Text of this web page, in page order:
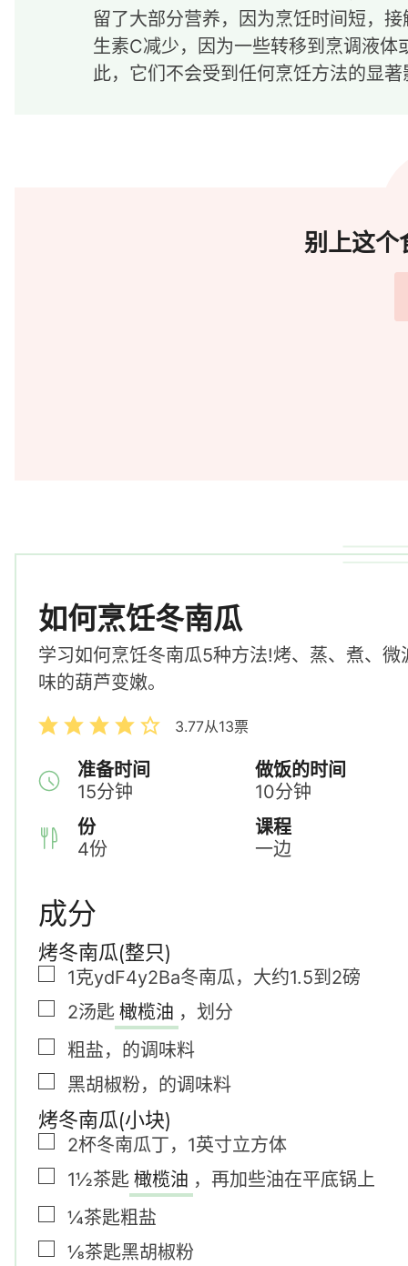
留了大部分营养，因为烹饪时间短，
生素C减少，因为一些转移到烹调液
此，它们不会受到任何烹饪方法的显著
别上这个
如何烹饪冬南瓜
学习如何烹饪冬南瓜5种方法!烤、蒸、煮、
味的葫芦变嫩。
3.77从13票
准备时间
15分钟
做饭的时间
10分钟
份
4份
课程
一边
成分
烤冬南瓜(整只)
▢
1克ydF4y2Ba冬南瓜， 大约1.5到2磅
▢
2汤匙 橄榄油 ， 划分
▢
粗盐， 的调味料
▢
黑胡椒粉， 的调味料
烤冬南瓜(小块)
▢
2杯冬南瓜丁， 1英寸立方体
▢
1½茶匙 橄榄油 ， 再加些油在平底锅上
▢
¼茶匙粗盐
▢
⅛茶匙黑胡椒粉